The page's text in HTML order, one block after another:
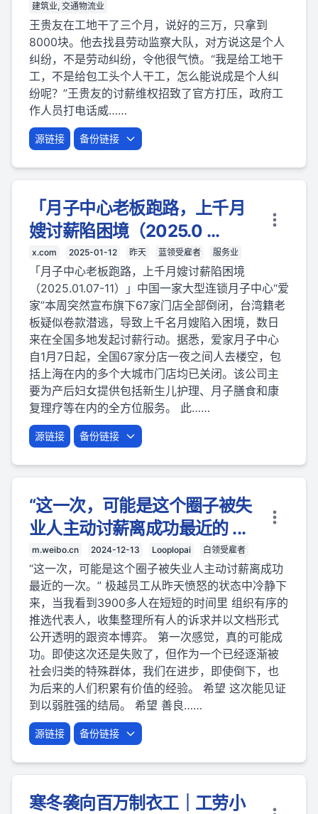
建筑业, 交通物流业
王贵友在工地干了三个月，说好的三万，只拿到
8000块。他去找县劳动监察大队，对方说这是个人
纠纷，不是劳动纠纷，令他很气愤。“我是给工地干
工，不是给包工头个人干工，怎么能说成是个人纠
纷呢？”王贵友的讨薪维权招致了官方打压，政府工
作人员打电话威……
源链接 备份链接
「月子中心老板跑路，上千月
嫂讨薪陷困境（2025.0 ...
x.com 2025-01-12 昨天 蓝领受雇者 服务业
「月子中心老板跑路，上千月嫂讨薪陷困境
（2025.01.07-11）」中国一家大型连锁月子中心“爱
家”本周突然宣布旗下67家门店全部倒闭，台湾籍老
板疑似卷款潜逃，导致上千名月嫂陷入困境，数日
来在全国多地发起讨薪行动。据悉，爱家月子中心
自1月7日起，全国67家分店一夜之间人去楼空，包
括上海在内的多个大城市门店均已关闭。该公司主
要为产后妇女提供包括新生儿护理、月子膳食和康
复理疗等在内的全方位服务。 此……
源链接 备份链接
“这一次，可能是这个圈子被失
业人主动讨薪离成功最近的 ...
m.weibo.cn 2024-12-13 Looplopai 白领受雇者
“这一次，可能是这个圈子被失业人主动讨薪离成功
最近的一次。” 极越员工从昨天愤怒的状态中冷静下
来，当我看到3900多人在短短的时间里 组织有序的
推选代表人，收集整理所有人的诉求并以文档形式
公开透明的跟资本博弈。 第一次感觉，真的可能成
功。即使这次还是失败了，但作为一个已经逐渐被
社会归类的特殊群体，我们在进步，即使倒下，也
为后来的人们积累有价值的经验。 希望 这次能见证
到以弱胜强的结局。 希望 善良……
源链接 备份链接
寒冬袭向百万制衣工｜工劳小